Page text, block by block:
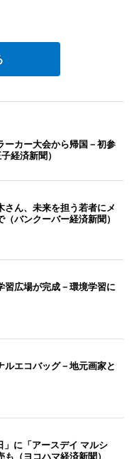
ーカー大会から帰国－初参
経済新聞）
ん、未来を担う若者にメ
バンクーバー経済新聞）
習広場が完成－環境学習に
エコバッグ－地元画家と
に「アースデイ マルシ
（ヨコハマ経済新聞）